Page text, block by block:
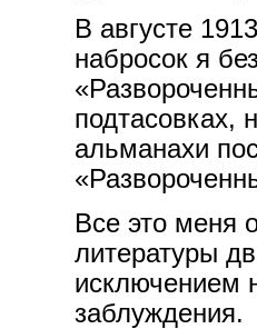
В августе
набросок я
подтасовках,
альманахи
Все это меня
литературы
исключением
заблуждения.